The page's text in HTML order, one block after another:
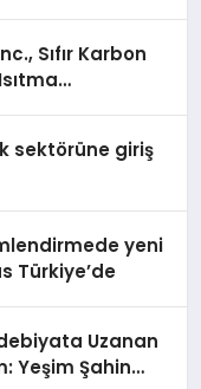
Sıfır Karbon
sektörüne giriş
yeni
Türkiye’de
Uzanan
Yeşim Şahin